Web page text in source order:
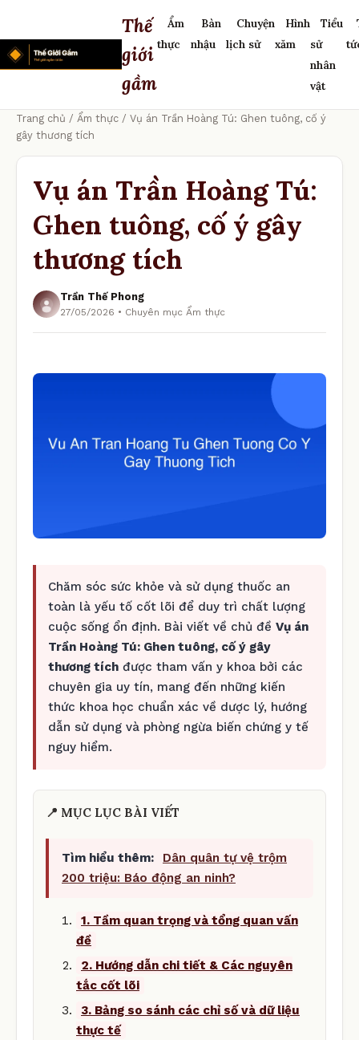
Thế
giới
gầm
Ẩm
thực
Bàn
nhậu
Chuyện
lịch sử
Hình
xăm
Tiểu
sử
nhân
vật
Trang chủ / Ẩm thực / Vụ án Trần Hoàng Tú: Ghen tuông, cố ý
gây thương tích
Vụ án Trần Hoàng Tú:
Ghen tuông, cố ý gây
thương tích
Trần Thế Phong
27/05/2026 • Chuyên mục Ẩm thực
Chăm sóc sức khỏe và sử dụng thuốc an
toàn là yếu tố cốt lõi để duy trì chất lượng
cuộc sống ổn định. Bài viết về chủ đề Vụ án
Trần Hoàng Tú: Ghen tuông, cố ý gây
thương tích được tham vấn y khoa bởi các
chuyên gia uy tín, mang đến những kiến
thức khoa học chuẩn xác về dược lý, hướng
dẫn sử dụng và phòng ngừa biến chứng y tế
nguy hiểm.
📍 MỤC LỤC BÀI VIẾT
Tìm hiểu thêm:
Dân quân tự vệ trộm
200 triệu: Báo động an ninh?
1. Tầm quan trọng và tổng quan vấn
đề
2. Hướng dẫn chi tiết & Các nguyên
tắc cốt lõi
3. Bảng so sánh các chỉ số và dữ liệu
thực tế